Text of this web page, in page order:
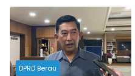
DPRD Berau